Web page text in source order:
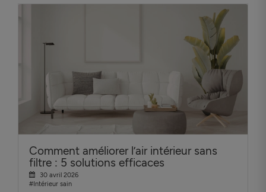
Comment améliorer l’air intérieur sans
filtre : 5 solutions efficaces
30 avril 2026
#Intérieur sain